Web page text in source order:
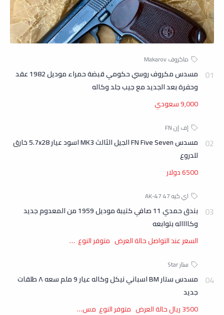
مسدس مكروف روسي حكومي قبضة حمراء موديل 1982 عقد
وحفرة بعد الجديد مع جيب جلد وكاله
9,000 سعودي
مسدس FN Five Seven الجيل الثالث MK3 اسود عيار 5.7x28 خارق
للدروع
6500 دولار
بندق حمدي 11 صافي كتيبة موديل 1959 من المعدوم جديد
وكااااله بتوابعه
السعر عند التواصل حالة العرض متوفر النوع …
مسدس ستار BM اسباني نيكل وكاله عيار 9 ملم سعه ٨ طلقات
جديد
3500 ريال حالة العرض متوفر النوع مس…